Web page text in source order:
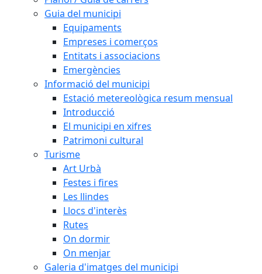
Guia del municipi
Equipaments
Empreses i comerços
Entitats i associacions
Emergències
Informació del municipi
Estació metereològica resum mensual
Introducció
El municipi en xifres
Patrimoni cultural
Turisme
Art Urbà
Festes i fires
Les llindes
Llocs d'interès
Rutes
On dormir
On menjar
Galeria d'imatges del municipi